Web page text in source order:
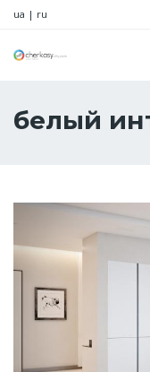
ua | ru
белый